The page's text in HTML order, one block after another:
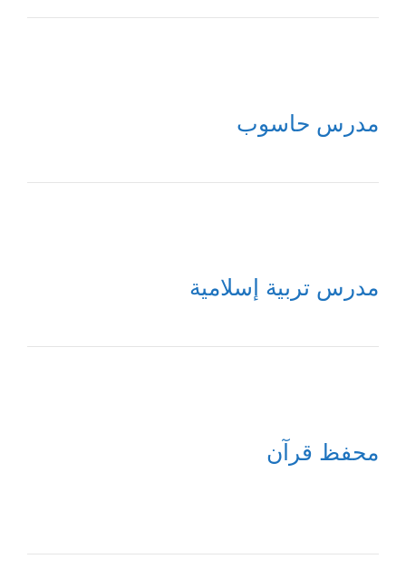
مدرس حاسوب
مدرس تربية إسلامية
محفظ قرآن